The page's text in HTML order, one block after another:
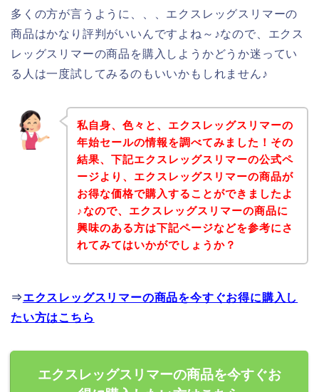
多くの方が言うように、、、エクスレッグスリマーの
商品はかなり評判がいいんですよね～♪なので、エクス
レッグスリマーの商品を購入しようかどうか迷ってい
る人は一度試してみるのもいいかもしれません♪
私自身、色々と、エクスレッグスリマーの
年始セールの情報を調べてみました！その
結果、下記エクスレッグスリマーの公式ペ
ージより、エクスレッグスリマーの商品が
お得な価格で購入することができましたよ
♪なので、エクスレッグスリマーの商品に
興味のある方は下記ページなどを参考にさ
れてみてはいかがでしょうか？
⇒エクスレッグスリマーの商品を今すぐお得に購入し
たい方はこちら
エクスレッグスリマーの商品を今すぐお